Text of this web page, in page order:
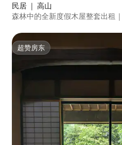
民居 ｜ 高山
森林中的全新度假木屋整套出租
超赞房东
超赞房东